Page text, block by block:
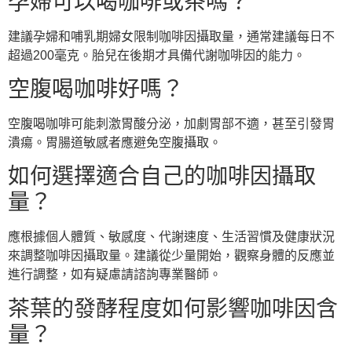
建議孕婦和哺乳期婦女限制咖啡因攝取量，通常建議每日不
超過200毫克。胎兒在後期才具備代謝咖啡因的能力。
空腹喝咖啡好嗎？
空腹喝咖啡可能刺激胃酸分泌，加劇胃部不適，甚至引發胃
潰瘍。胃腸道敏感者應避免空腹攝取。
如何選擇適合自己的咖啡因攝取
量？
應根據個人體質、敏感度、代謝速度、生活習慣及健康狀況
來調整咖啡因攝取量。建議從少量開始，觀察身體的反應並
進行調整，如有疑慮請諮詢專業醫師。
茶葉的發酵程度如何影響咖啡因含
量？